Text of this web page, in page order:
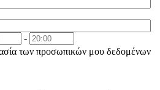
-
των προσωπικών μου δεδομένων